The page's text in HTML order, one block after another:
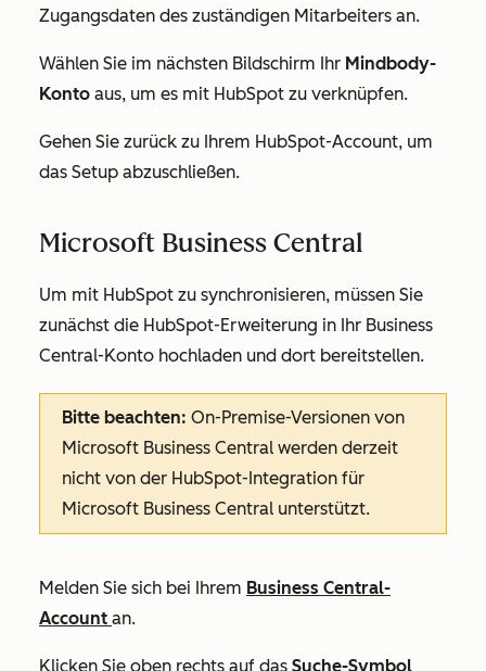
Zugangsdaten des zuständigen Mitarbeiters an.
Wählen Sie im nächsten Bildschirm Ihr Mindbody-
Konto aus, um es mit HubSpot zu verknüpfen.
Gehen Sie zurück zu Ihrem HubSpot-Account, um
das Setup abzuschließen.
Microsoft Business Central
Um mit HubSpot zu synchronisieren, müssen Sie
zunächst die HubSpot-Erweiterung in Ihr Business
Central-Konto hochladen und dort bereitstellen.
Bitte beachten: On-Premise-Versionen von
Microsoft Business Central werden derzeit
nicht von der HubSpot-Integration für
Microsoft Business Central unterstützt.
Melden Sie sich bei Ihrem Business Central-
Account an.
Klicken Sie oben rechts auf das Suche-Symbol